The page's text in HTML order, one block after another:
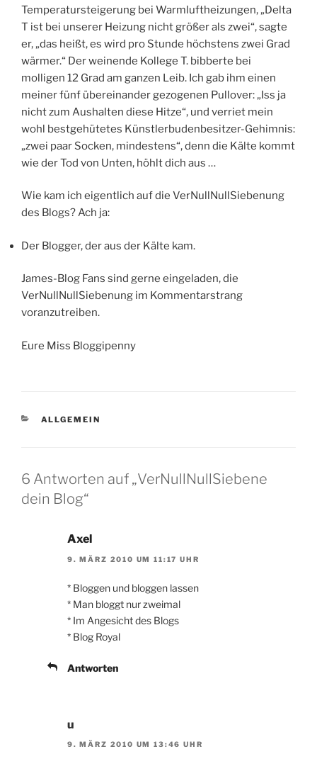
Temperatursteigerung bei Warmluftheizungen, „Delta
T ist bei unserer Heizung nicht größer als zwei“, sagte
er, „das heißt, es wird pro Stunde höchstens zwei Grad
wärmer.“ Der weinende Kollege T. bibberte bei
molligen 12 Grad am ganzen Leib. Ich gab ihm einen
meiner fünf übereinander gezogenen Pullover: „Iss ja
nicht zum Aushalten diese Hitze“, und verriet mein
wohl bestgehütetes Künstlerbudenbesitzer-Gehimnis:
„zwei paar Socken, mindestens“, denn die Kälte kommt
wie der Tod von Unten, höhlt dich aus …
Wie kam ich eigentlich auf die VerNullNullSiebenung
des Blogs? Ach ja:
Der Blogger, der aus der Kälte kam.
James-Blog Fans sind gerne eingeladen, die
VerNullNullSiebenung im Kommentarstrang
voranzutreiben.
Eure Miss Bloggipenny
KATEGORIEN
ALLGEMEIN
6 Antworten auf „VerNullNullSiebene
dein Blog“
Axel
9. MÄRZ 2010 UM 11:17 UHR
* Bloggen und bloggen lassen
* Man bloggt nur zweimal
* Im Angesicht des Blogs
* Blog Royal
Antworten
u
9. MÄRZ 2010 UM 13:46 UHR